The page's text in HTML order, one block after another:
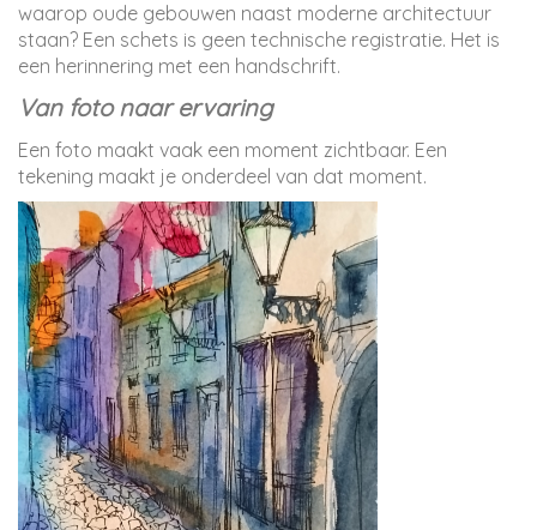
waarop oude gebouwen naast moderne architectuur
staan? Een schets is geen technische registratie. Het is
een herinnering met een handschrift.
Van foto naar ervaring
Een foto maakt vaak een moment zichtbaar. Een
tekening maakt je onderdeel van dat moment.